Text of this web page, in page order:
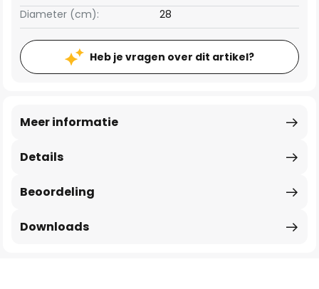
Diameter (cm):
28
Heb je vragen over dit artikel?
Details
Meer informatie
Beoordeling
Downloads